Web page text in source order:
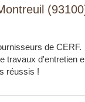
de CERF.
travaux d'entretien
réussis !